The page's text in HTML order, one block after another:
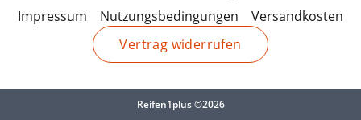
Impressum
Nutzungsbedingungen
Versandkosten
Vertrag widerrufen
Reifen1plus ©2026